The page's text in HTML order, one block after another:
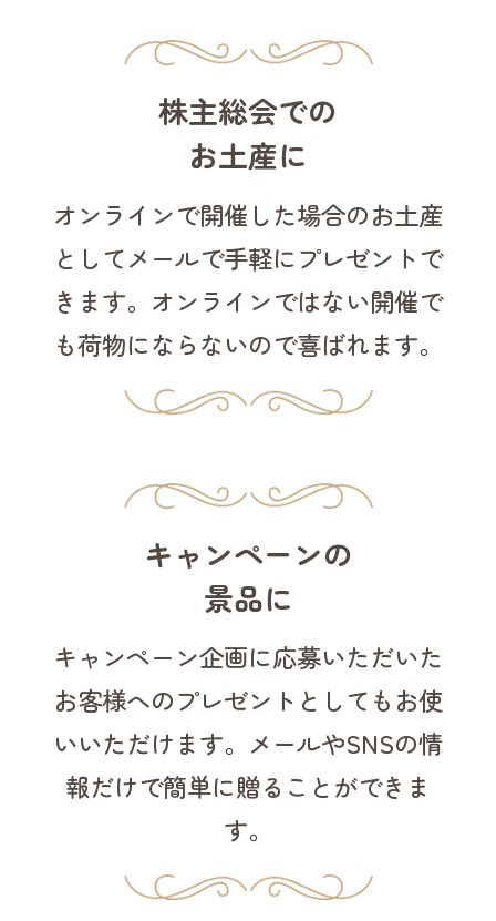
株主総会での
お土産に
オンラインで開催した場合のお土産
としてメールで手軽にプレゼントで
きます。 オンラインではない開催で
も荷物にならないので喜ばれます。
キャンペーンの
景品に
キャンペーン企画に応募いただいた
お客様へのプレゼントとしても お使
いいただけます。 メールやSNSの情
報だけで簡単に贈ることができま
す。